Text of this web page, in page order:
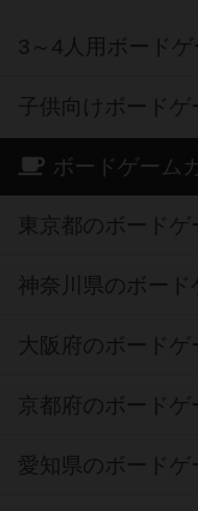
3～4人用ボード
子供向けボードゲ
ボードゲーム
東京都のボードゲ
神奈川県のボード
大阪府のボードゲ
京都府のボードゲ
愛知県のボードゲ